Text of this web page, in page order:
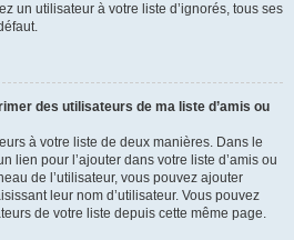
un utilisateur à votre liste d’ignorés, tous ses
des utilisateurs de ma liste d’amis ou
à votre liste de deux manières. Dans le
lien pour l’ajouter dans votre liste d’amis ou
de l’utilisateur, vous pouvez ajouter
leur nom d’utilisateur. Vous pouvez
de votre liste depuis cette même page.